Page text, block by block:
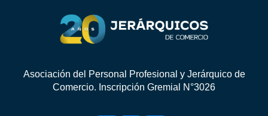
Asociación del Personal Profesional y Jerárquico de
Comercio. Inscripción Gremial N°3026